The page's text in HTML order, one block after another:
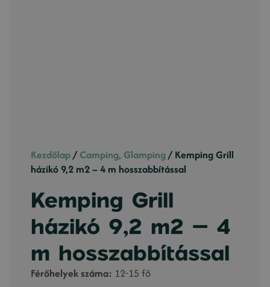
Kezdőlap/Camping, Glamping/ Kemping Grill
házikó 9,2 m2 – 4 m hosszabbítással
Kemping Grill
házikó 9,2 m2 – 4
m hosszabbítással
Férőhelyek száma: 12-15 fő